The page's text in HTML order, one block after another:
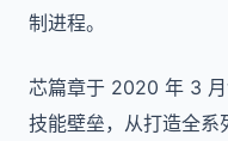
制进程。
芯篇章于 2020 年 3
技能壁垒，从打造全系